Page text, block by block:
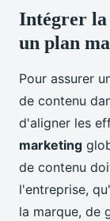
Intégrer la
un plan
Pour assurer
de contenu
d'aligner les
marketing
de contenu
l'entreprise,
la marque, de